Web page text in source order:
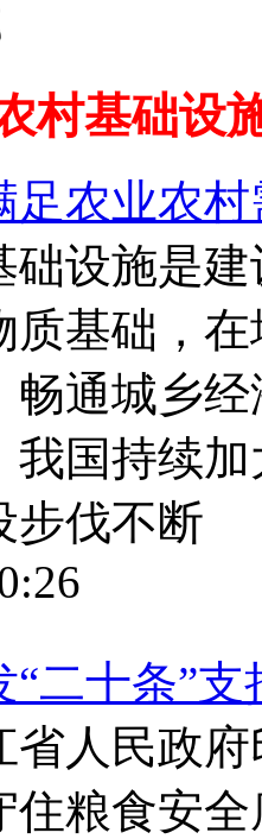
村基础设
足农业农
础设施是
质基础，
畅通城乡
我国持续
步伐不断
“二十条”
省人民政
住粮食安